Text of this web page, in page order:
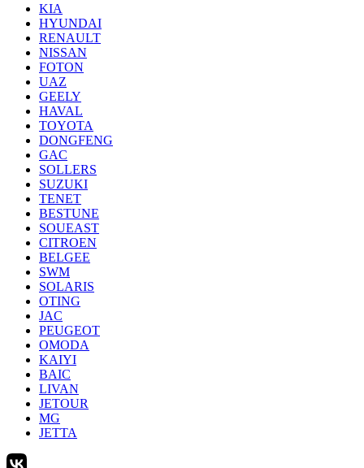
KIA
HYUNDAI
RENAULT
NISSAN
FOTON
UAZ
GEELY
HAVAL
TOYOTA
DONGFENG
GAC
SOLLERS
SUZUKI
TENET
BESTUNE
SOUEAST
CITROEN
BELGEE
SWM
SOLARIS
OTING
JAC
PEUGEOT
OMODA
KAIYI
BAIC
LIVAN
JETOUR
MG
JETTA